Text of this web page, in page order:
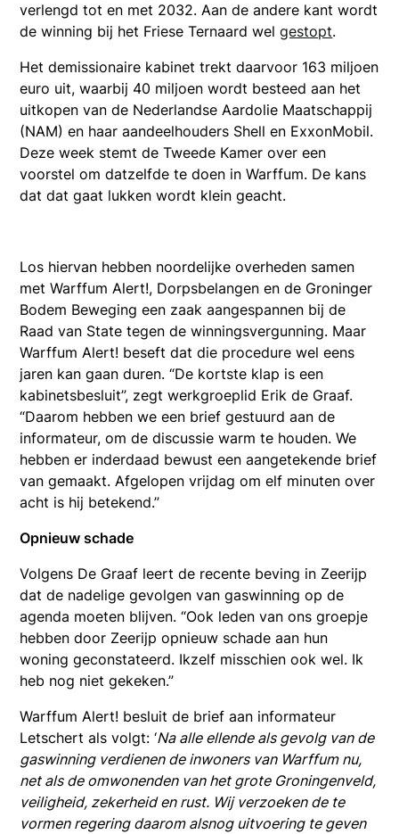
verlengd tot en met 2032.Aan de andere kant wordt
de winning bij het Friese Ternaard welgestopt.
Het demissionaire kabinet trekt daarvoor 163 miljoen
euro uit, waarbij 40 miljoen wordt besteed aan het
uitkopen van de Nederlandse Aardolie Maatschappij
(NAM) en haar aandeelhouders Shell en ExxonMobil.
Deze week stemt de Tweede Kamer over een
voorstel om datzelfde te doen in Warffum. De kans
dat dat gaat lukken wordt klein geacht.
Los hiervan hebben noordelijke overheden samen
met Warffum Alert!, Dorpsbelangen en de Groninger
Bodem Beweging een zaak aangespannen bij de
Raad van State tegen de winningsvergunning. Maar
Warffum Alert! beseft dat die procedure wel eens
jaren kan gaan duren. “De kortste klap is een
kabinetsbesluit”, zegt werkgroeplid Erik de Graaf.
“Daarom hebben we een brief gestuurd aan de
informateur, om de discussie warm te houden. We
hebben er inderdaad bewust een aangetekende brief
van gemaakt. Afgelopen vrijdag om elf minuten over
acht is hij betekend.”
Opnieuw schade
Volgens De Graaf leert de recente beving in Zeerijp
dat de nadelige gevolgen van gaswinning op de
agenda moeten blijven. “Ook leden van ons groepje
hebben door Zeerijp opnieuw schade aan hun
woning geconstateerd. Ikzelf misschien ook wel. Ik
heb nog niet gekeken.”
Warffum Alert! besluit de brief aan informateur
Letschert als volgt: ‘Na alle ellende als gevolg van de
gaswinning verdienen de inwoners van Warffum nu,
net als de omwonenden van het grote Groningenveld,
veiligheid, zekerheid en rust. Wij verzoeken de te
vormen regering daarom alsnog uitvoering te geven